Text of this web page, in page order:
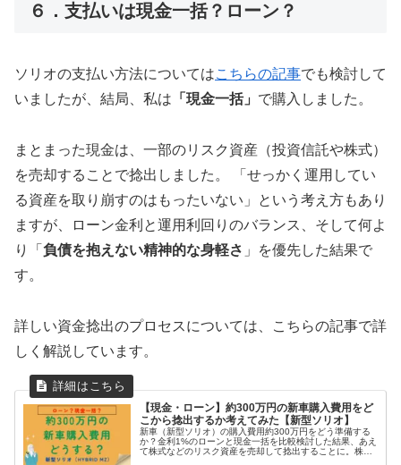
６．支払いは現金一括？ローン？
ソリオの支払い方法についてはこちらの記事でも検討して
いましたが、結局、私は 「現金一括」 で購入しました。
まとまった現金は、一部のリスク資産（投資信託や株式）
を売却することで捻出しました。 「せっかく運用してい
る資産を取り崩すのはもったいない」という考え方もあり
ますが、ローン金利と運用利回りのバランス、そして何よ
り「 負債を抱えない精神的な身軽さ 」を優先した結果で
す。
詳しい資金捻出のプロセスについては、こちらの記事で詳
しく解説しています。
【現金・ローン】約300万円の新車購入費用をど
こから捻出するか考えてみた【新型ソリオ】
新車（新型ソリオ）の購入費用約300万円をどう準備する
か？金利1%のローンと現金一括を比較検討した結果、あえ
て株式などのリスク資産を売却して捻出することに。株高